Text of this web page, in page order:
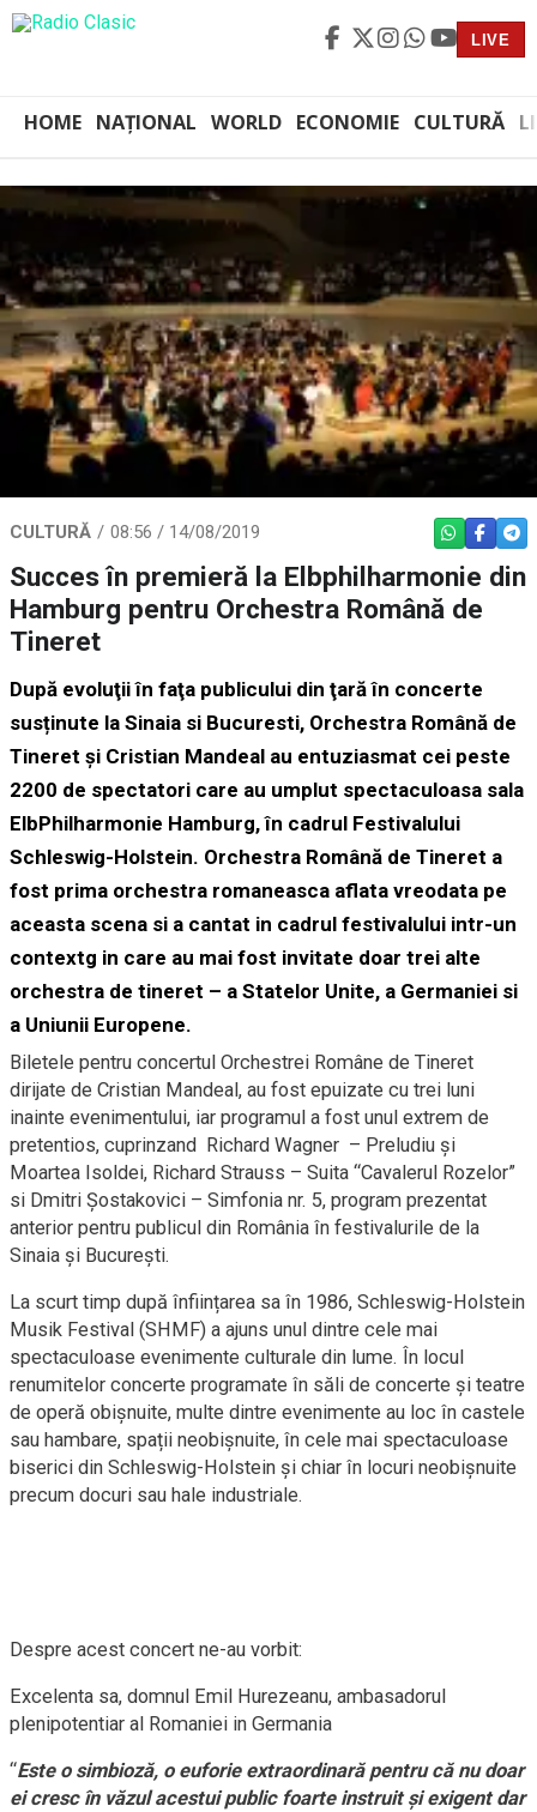
LIVE
HOME NAȚIONAL WORLD ECONOMIE CULTURĂ
CULTURĂ 08:56 / 14/08/2019 WHATSAPP
Succes în premieră la Elbphilharmonie din
Hamburg pentru Orchestra Română de
Tineret
După evoluţii în faţa publicului din ţară în concerte
susținute la Sinaia si Bucuresti, Orchestra Română de
Tineret și Cristian Mandeal au entuziasmat cei peste
2200 de spectatori care au umplut spectaculoasa sala
ElbPhilharmonie Hamburg, în cadrul Festivalului
Schleswig-Holstein. Orchestra Română de Tineret a
fost prima orchestra romaneasca aflata vreodata pe
aceasta scena si a cantat in cadrul festivalului intr-un
contextg in care au mai fost invitate doar trei alte
orchestra de tineret – a Statelor Unite, a Germaniei si
a Uniunii Europene.
Biletele pentru concertul Orchestrei Române de Tineret
dirijate de Cristian Mandeal, au fost epuizate cu trei luni
inainte evenimentului, iar programul a fost unul extrem de
pretentios, cuprinzand Richard Wagner – Preludiu şi
Moartea Isoldei, Richard Strauss – Suita “Cavalerul Rozelor”
si Dmitri Șostakovici – Simfonia nr. 5, program prezentat
anterior pentru publicul din România în festivalurile de la
Sinaia şi București.
La scurt timp după înființarea sa în 1986, Schleswig-Holstein
Musik Festival (SHMF) a ajuns unul dintre cele mai
spectaculoase evenimente culturale din lume. În locul
renumitelor concerte programate în săli de concerte și teatre
de operă obișnuite, multe dintre evenimente au loc în castele
sau hambare, spații neobișnuite, în cele mai spectaculoase
biserici din Schleswig-Holstein și chiar în locuri neobișnuite
precum docuri sau hale industriale.
Despre acest concert ne-au vorbit:
Excelenta sa, domnul Emil Hurezeanu, ambasadorul
plenipotentiar al Romaniei in Germania
“Este o simbioză, o euforie extraordinară pentru că nu doar
ei cresc în văzul acestui public foarte instruit şi exigent dar